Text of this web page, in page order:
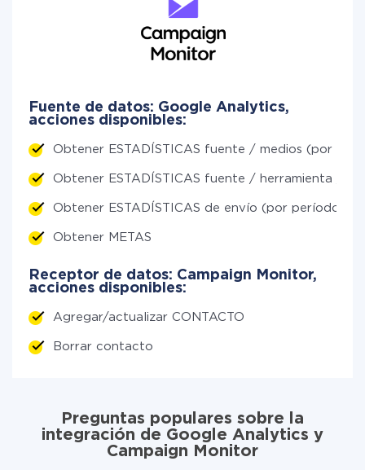
Fuente de datos: Google Analytics,
acciones disponibles:
Obtener ESTADÍSTICAS fuente / medios (por
Obtener ESTADÍSTICAS fuente / herramienta /
Obtener ESTADÍSTICAS de envío (por períodos)
Obtener METAS
Receptor de datos: Campaign Monitor,
acciones disponibles:
Agregar/actualizar CONTACTO
Borrar contacto
Preguntas populares sobre la
integración de Google Analytics y
Campaign Monitor